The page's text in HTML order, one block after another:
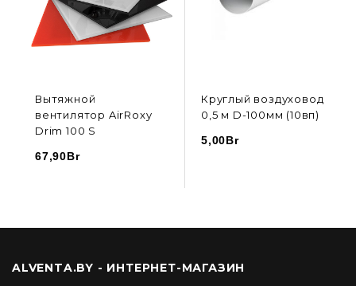
Вытяжной
вентилятор AirRoxy
Drim 100 S
67,90Br
Круглый воздуховод
0,5 м D-100мм (10вп)
5,00Br
ALVENTA.BY - ИНТЕРНЕТ-МАГАЗИН